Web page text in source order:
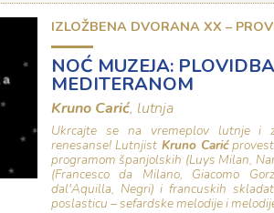
IZLOŽBENA DVORANA XX –
NOĆ MUZEJA:
MEDITERANOM
Kruno Carić, lutnja
Ukrcajte se na vremeplov lutnje i
renesanse! Lutnjist Kruno Carićprovest
programom španjolskih (Luys Milan,
(Francesco da Milano, Giacomo
dal'Aquilla, Negri) i francuskih
poslasticu – sefardske melodije i